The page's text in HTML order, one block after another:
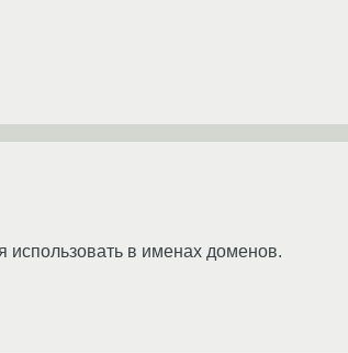
использовать в именах доменов.